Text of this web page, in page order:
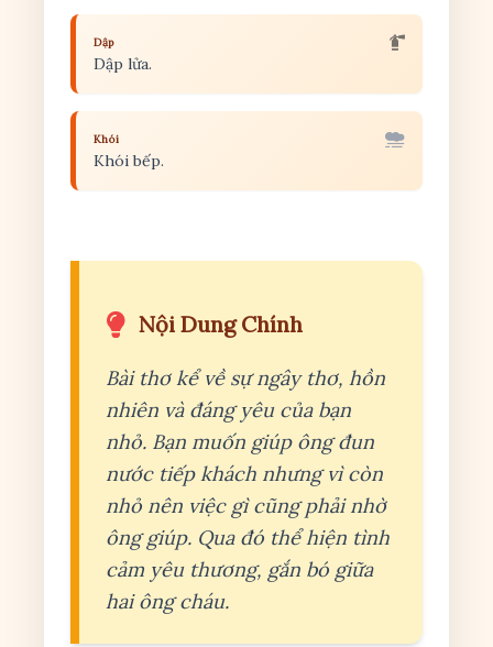
Dập
Dập lửa.
Khói
Khói bếp.
Nội Dung Chính
Bài thơ kể về sự ngây thơ, hồn
nhiên và đáng yêu của bạn
nhỏ. Bạn muốn giúp ông đun
nước tiếp khách nhưng vì còn
nhỏ nên việc gì cũng phải nhờ
ông giúp. Qua đó thể hiện tình
cảm yêu thương, gắn bó giữa
hai ông cháu.